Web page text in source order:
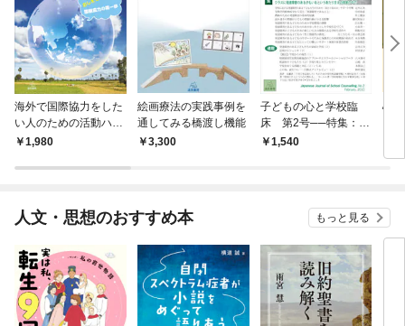
海外で国際協力をした
い人のための活動ハン
ドブック
1,980
絵画療法の実践事例を
通してみる橋渡し機能
3,300
子どもの心と学校臨
床 第2号──特集：学
校の中の発達障害の子
1,540
心
人文・思想のおすすめ本 もっと見る